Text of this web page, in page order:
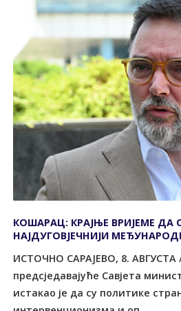
КОШАРАЦ: КРАЈЊЕ ВРИЈЕМЕ ДА
НАЈДУГОВЈЕЧНИЈИ
ИСТОЧНО САРАЈЕВО, 8. АВГУСТА
предсједавајуће Савјета
истакао је да су политике